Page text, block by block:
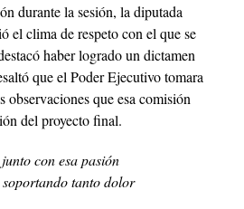
durante la sesión, la diputada
el clima de respeto con el que se
haber logrado un dictamen
que el Poder Ejecutivo tomara
observaciones que esa comisión
del proyecto final.
con esa pasión
tanto dolor